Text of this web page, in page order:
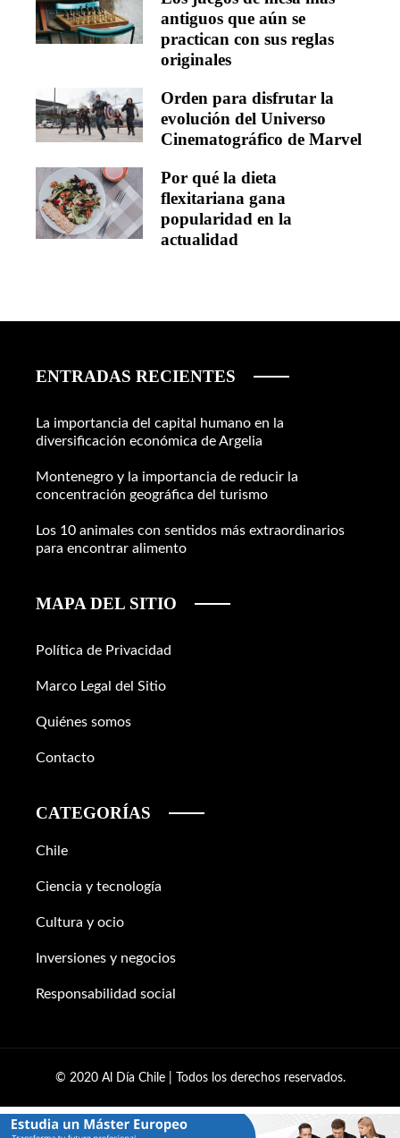
antiguos que aún se
practican con sus reglas
originales
Orden para disfrutar la
evolución del Universo
Cinematográfico de Marvel
Por qué la dieta
flexitariana gana
popularidad en la
actualidad
ENTRADAS RECIENTES
La importancia del capital humano en la
diversificación económica de Argelia
Montenegro y la importancia de reducir la
concentración geográfica del turismo
Los 10 animales con sentidos más extraordinarios
para encontrar alimento
MAPA DEL SITIO
Política de Privacidad
Marco Legal del Sitio
Quiénes somos
Contacto
CATEGORÍAS
Chile
Ciencia y tecnología
Cultura y ocio
Inversiones y negocios
Responsabilidad social
© 2020 Al Día Chile | Todos los derechos reservados.